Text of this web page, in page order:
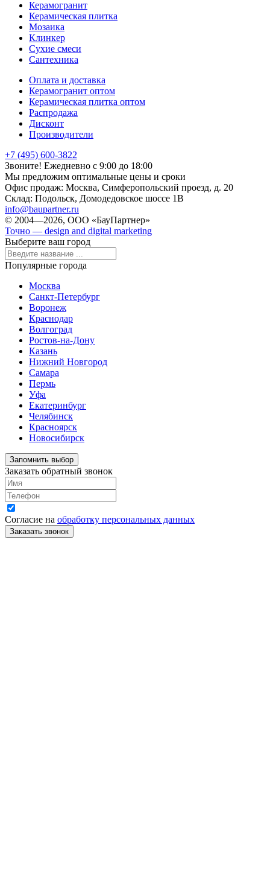
Керамогранит
Керамическая плитка
Мозаика
Клинкер
Сухие смеси
Сантехника
Оплата и доставка
Керамогранит оптом
Керамическая плитка оптом
Распродажа
Дисконт
Производители
+7 (495) 600-3822
Звоните! Ежедневно с 9:00 до 18:00
Мы предложим оптимальные цены и сроки
Офис продаж: Москва, Симферопольский проезд, д. 20
Склад: Подольск, Домодедовское шоссе 1В
info@baupartner.ru
© 2004—2026, ООО «БауПартнер»
Точно — design and digital marketing
Выберите ваш город
Популярные города
Москва
Санкт-Петербург
Воронеж
Краснодар
Волгоград
Ростов-на-Дону
Казань
Нижний Новгород
Самара
Пермь
Уфа
Екатеринбург
Челябинск
Красноярск
Новосибирск
Запомнить выбор
Заказать обратный звонок
Согласие на обработку персональных данных